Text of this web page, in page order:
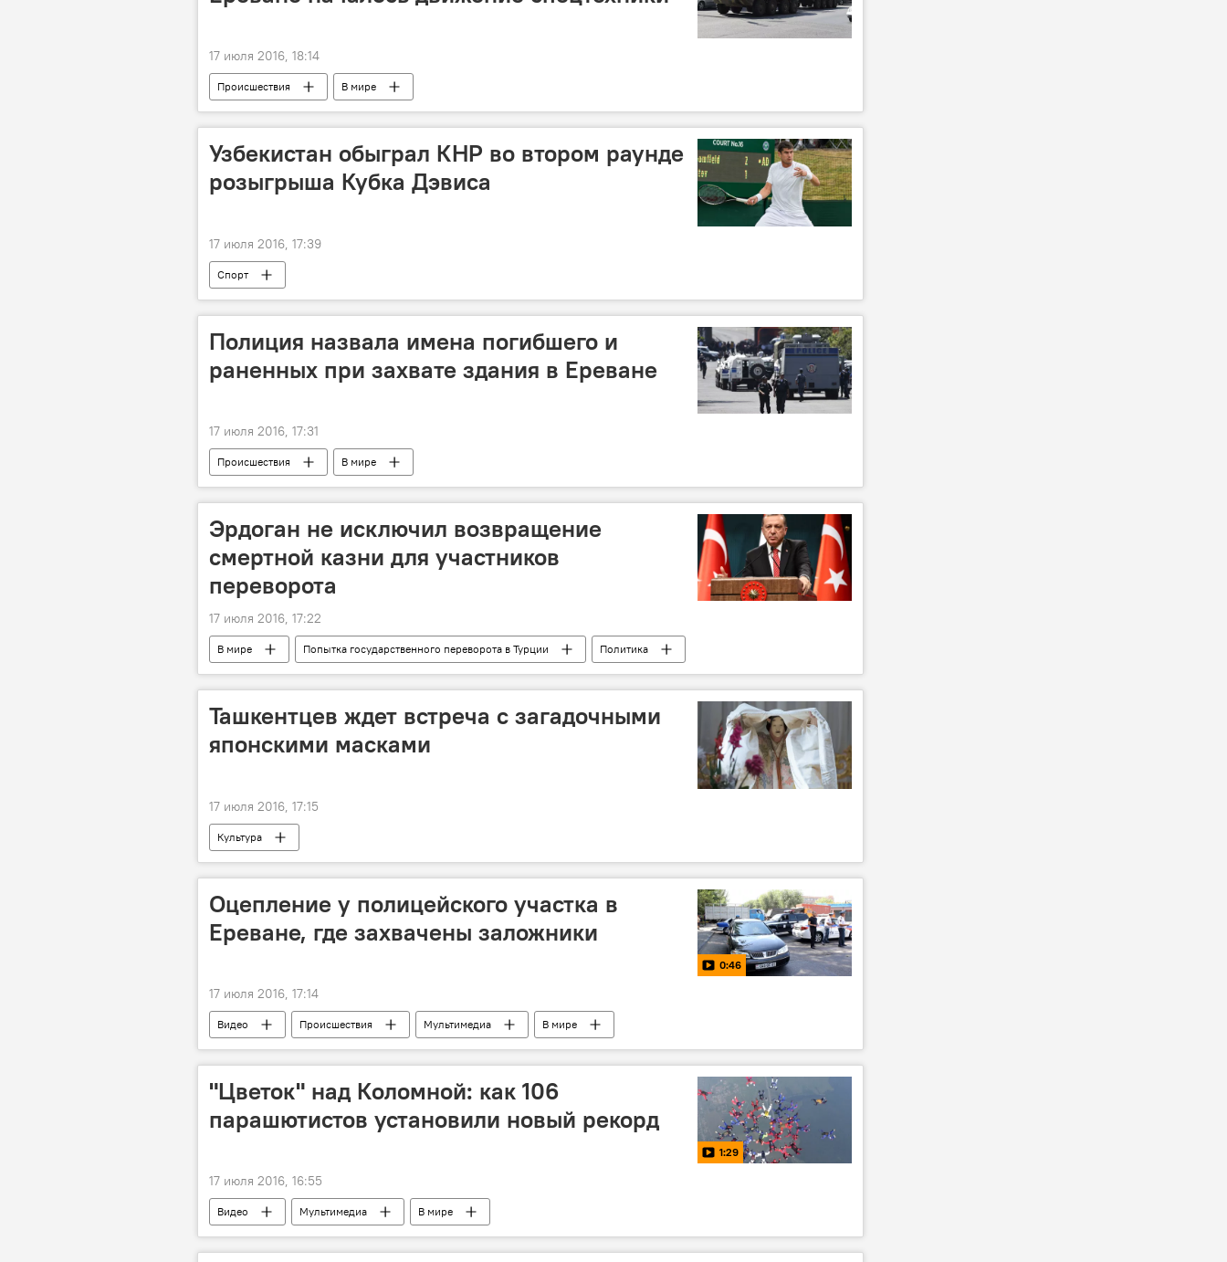
17 июля 2016, 18:14
Происшествия В мире
Узбекистан обыграл КНР во втором раунде
розыгрыша Кубка Дэвиса
17 июля 2016, 17:39
Спорт
Полиция назвала имена погибшего и
раненных при захвате здания в Ереване
17 июля 2016, 17:31
Происшествия В мире
Эрдоган не исключил возвращение
смертной казни для участников
переворота
17 июля 2016, 17:22
В мире Попытка государственного переворота в Турции Политика
Ташкентцев ждет встреча с загадочными
японскими масками
17 июля 2016, 17:15
Культура
Оцепление у полицейского участка в
Ереване, где захвачены заложники
0:46
17 июля 2016, 17:14
Видео Происшествия Мультимедиа В мире
"Цветок" над Коломной: как 106
парашютистов установили новый рекорд
1:29
17 июля 2016, 16:55
Видео Мультимедиа В мире